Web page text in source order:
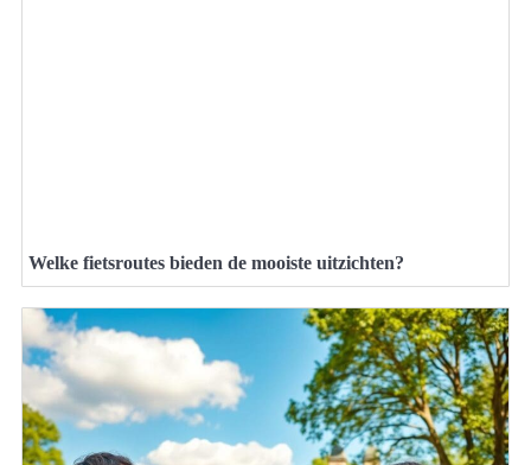
Welke fietsroutes bieden de mooiste uitzichten?